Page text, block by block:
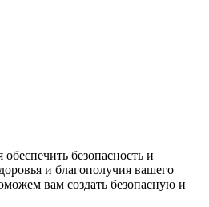
безопасность и
и благополучия вашего
вам создать безопасную и